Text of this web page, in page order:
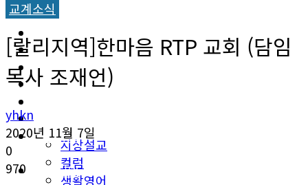
교계소식
한인타운 소식
이민뉴스
오피니언
지상설교
컬럼
생활영어
캐롤라이나 뉴스
교계소식
이민뉴스
오피니언
교계소식
[랄리지역]한마음 RTP 교회 (담임
목사 조재언)
yhkn
2020년 11월 7일
0
970